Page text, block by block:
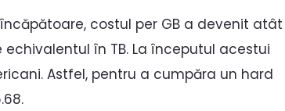
costul per GB a devenit atât
în TB. La începutul acestui
Astfel, pentru a cumpăra un hard